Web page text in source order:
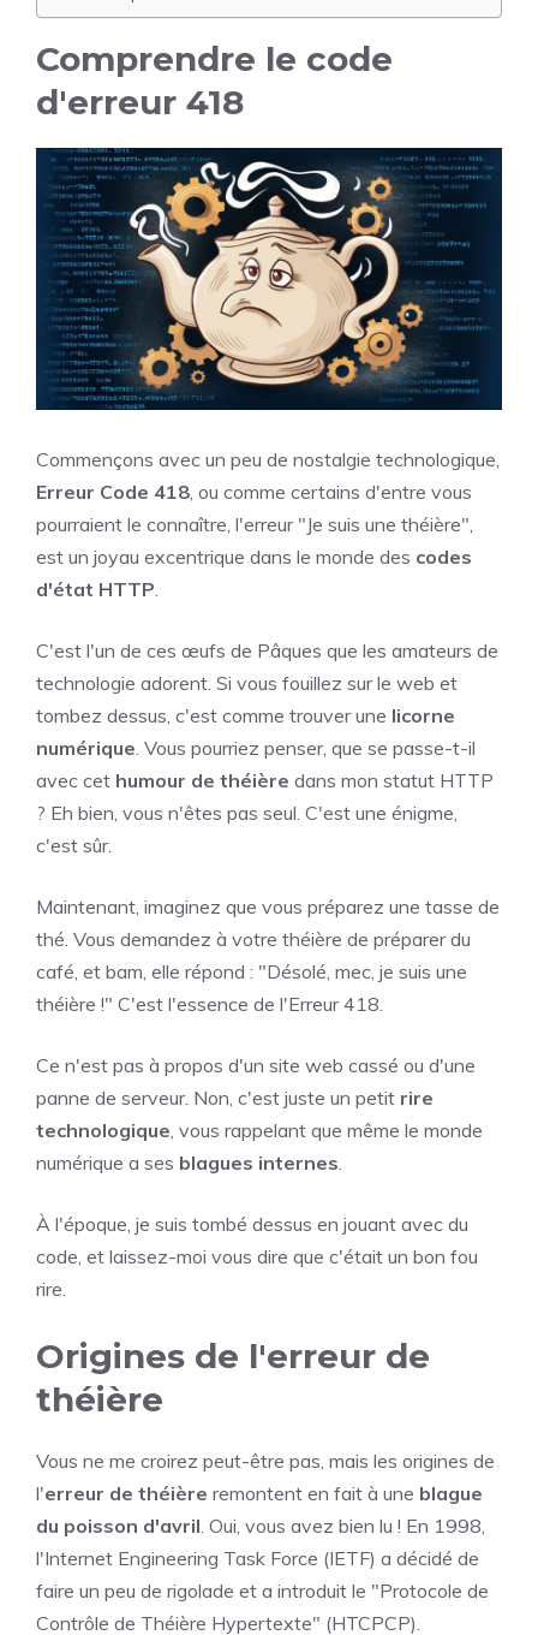
Comprendre le code
d'erreur 418
Commençons avec un peu de nostalgie technologique,
Erreur Code 418, ou comme certains d'entre vous
pourraient le connaître, l'erreur "Je suis une théière",
est un joyau excentrique dans le monde des codes
d'état HTTP.
C'est l'un de ces œufs de Pâques que les amateurs de
technologie adorent. Si vous fouillez sur le web et
tombez dessus, c'est comme trouver une licorne
numérique. Vous pourriez penser, que se passe-t-il
avec cet humour de théière dans mon statut HTTP
? Eh bien, vous n'êtes pas seul. C'est une énigme,
c'est sûr.
Maintenant, imaginez que vous préparez une tasse de
thé. Vous demandez à votre théière de préparer du
café, et bam, elle répond : "Désolé, mec, je suis une
théière !" C'est l'essence de l'Erreur 418.
Ce n'est pas à propos d'un site web cassé ou d'une
panne de serveur. Non, c'est juste un petit rire
technologique, vous rappelant que même le monde
numérique a ses blagues internes.
À l'époque, je suis tombé dessus en jouant avec du
code, et laissez-moi vous dire que c'était un bon fou
rire.
Origines de l'erreur de
théière
Vous ne me croirez peut-être pas, mais les origines de
l'erreur de théière remontent en fait à une blague
du poisson d'avril. Oui, vous avez bien lu ! En 1998,
l'Internet Engineering Task Force (IETF) a décidé de
faire un peu de rigolade et a introduit le "Protocole de
Contrôle de Théière Hypertexte" (HTCPCP).